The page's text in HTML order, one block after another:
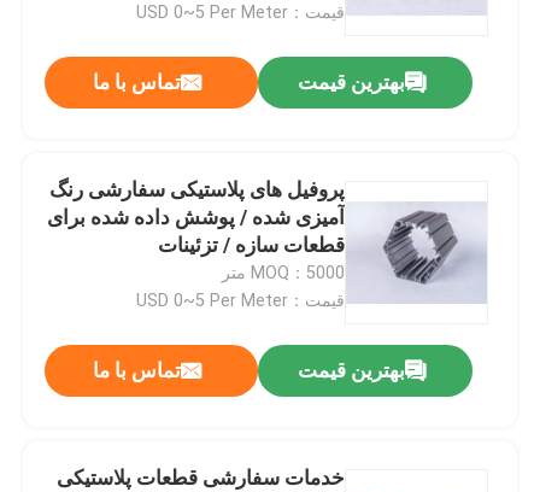
قیمت：USD 0~5 Per Meter
بهترین قیمت تماس با ما
پروفیل های پلاستیکی سفارشی رنگ
آمیزی شده / پوشش داده شده برای
قطعات سازه / تزئینات
MOQ：5000 متر
قیمت：USD 0~5 Per Meter
بهترین قیمت تماس با ما
خدمات سفارشی قطعات پلاستیکی